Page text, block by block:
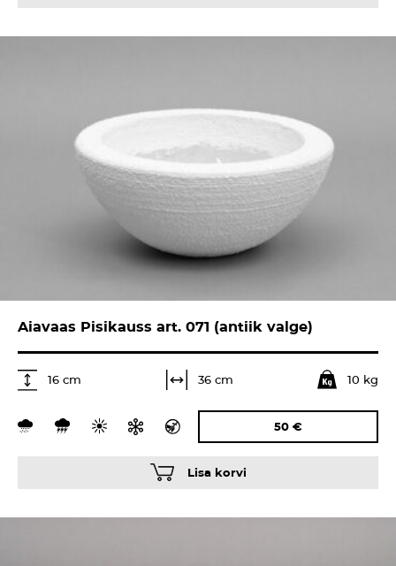
Aiavaas Pisikauss art. 071 (antiik valge)
16 cm 36 cm 10 kg
50 €
Lisa korvi